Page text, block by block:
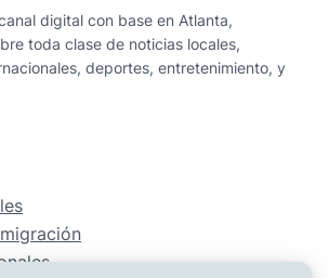
digital con base en Atlanta,
toda clase de noticias locales,
deportes, entretenimiento, y